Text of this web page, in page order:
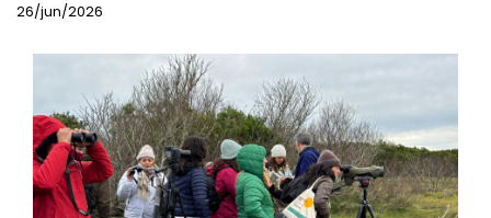
26/jun/2026